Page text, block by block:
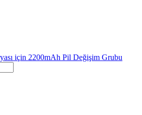
için 2200mAh Pil Değişim Grubu